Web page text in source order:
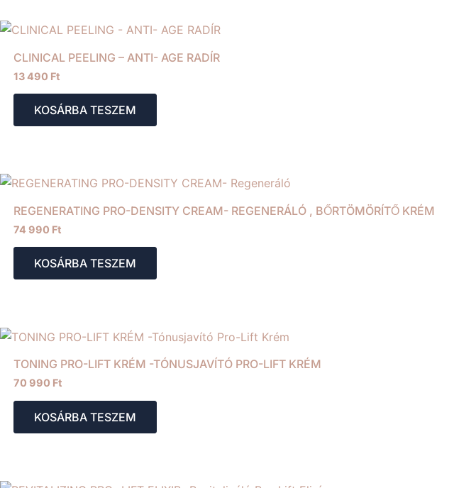
CLINICAL PEELING – ANTI- AGE RADÍR
13 490 Ft
KOSÁRBA TESZEM
REGENERATING PRO-DENSITY CREAM- REGENERÁLÓ , BŐRTÖMÖRÍTŐ KRÉM
74 990 Ft
KOSÁRBA TESZEM
TONING PRO-LIFT KRÉM -TÓNUSJAVÍTÓ PRO-LIFT KRÉM
70 990 Ft
KOSÁRBA TESZEM